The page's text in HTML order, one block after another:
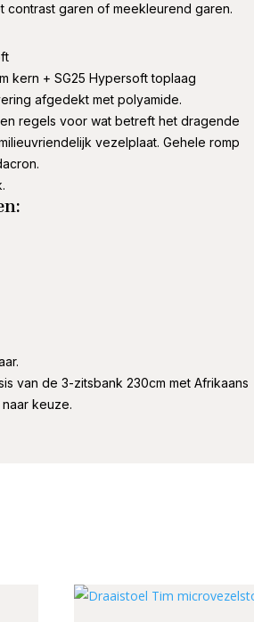
contrast garen of meekleurend garen.
kern + SG25 Hypersoft toplaag
afgedekt met polyamide.
regels voor wat betreft het dragende
vezelplaat. Gehele romp
van de 3-zitsbank 230cm met Afrikaans
keuze.